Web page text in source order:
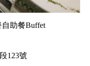
助餐Buffet
123號